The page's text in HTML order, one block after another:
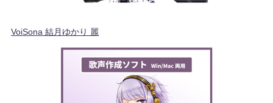
VoiSona 結月ゆかり 麗